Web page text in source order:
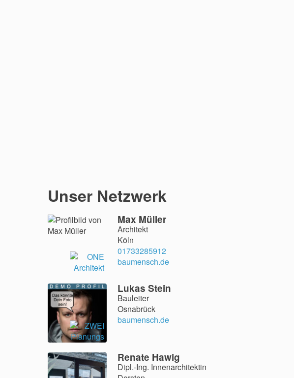
Unser Netzwerk
Max Müller
Architekt
Köln
01733285912
baumensch.de
Lukas Stein
Bauleiter
Osnabrück
baumensch.de
Renate Hawig
Dipl.-Ing. Innenarchitektin